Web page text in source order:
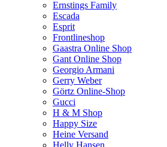
Ernstings Family
Escada
Esprit
Frontlineshop
Gaastra Online Shop
Gant Online Shop
Georgio Armani
Gerry Weber
Görtz Online-Shop
Gucci
H & M Shop
Happy Size
Heine Versand
Helly Hansen